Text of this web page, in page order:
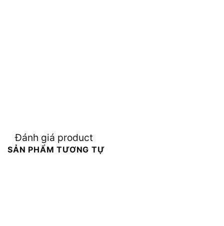
Đánh giá product
SẢN PHẨM TƯƠNG TỰ